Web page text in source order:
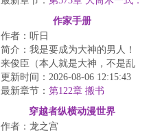
日向云川！你怎么敢？！！
作家手册
作者：听日
简介：我是要成为大神的男人！
来俊臣（本人就是大神，不是乱
写）...
更新时间：2026-08-06 12:15:43
最新章节： 第122章 搬书
穿越者纵横动漫世界
作者：龙之宫